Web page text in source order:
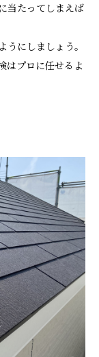
当たってしまえば
にしましょう。
はプロに任せるよ